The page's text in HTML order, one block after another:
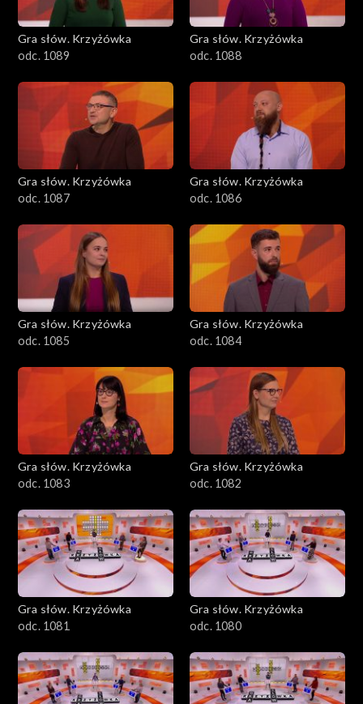
Gra słów. Krzyżówka
odc. 1089
Gra słów. Krzyżówka
odc. 1088
Gra słów. Krzyżówka
odc. 1087
Gra słów. Krzyżówka
odc. 1086
Gra słów. Krzyżówka
odc. 1085
Gra słów. Krzyżówka
odc. 1084
Gra słów. Krzyżówka
odc. 1083
Gra słów. Krzyżówka
odc. 1082
Gra słów. Krzyżówka
odc. 1081
Gra słów. Krzyżówka
odc. 1080